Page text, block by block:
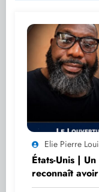
Elie Pierre
États-Unis |
reconnaît
vers Haïti